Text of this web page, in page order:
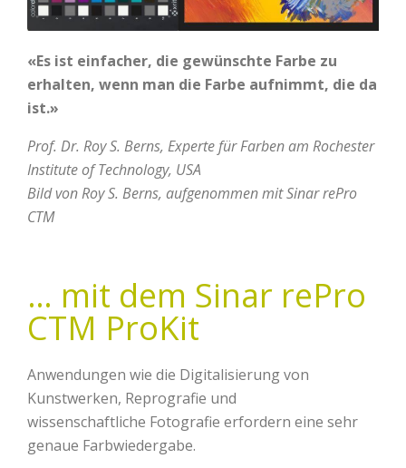
«Es ist einfacher, die gewünschte Farbe zu
erhalten, wenn man die Farbe aufnimmt, die da
ist.»
Prof. Dr. Roy S. Berns, Experte für Farben am Rochester
Institute of Technology, USA
Bild von Roy S. Berns, aufgenommen mit Sinar rePro
CTM
… mit dem Sinar rePro
CTM ProKit
Anwendungen wie die Digitalisierung von
Kunstwerken, Reprografie und
wissenschaftliche Fotografie erfordern eine sehr
genaue Farbwiedergabe.